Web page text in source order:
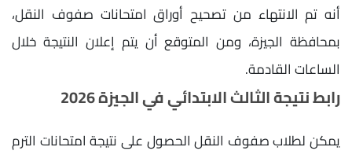
أنه تم الانتهاء من تصحيح أوراق امتحانات صفوف النقل،
بمحافظة الجيزة، ومن المتوقع أن يتم إعلان النتيجة خلال
الساعات القادمة.
رابط نتيجة الثالث الابتدائي في الجيزة 2026
يمكن لطلاب صفوف النقل الحصول على نتيجة امتحانات الترم